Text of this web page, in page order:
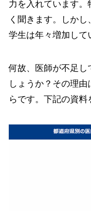
力を入れています。
く聞きます。しか
学生は年々増加して
何故、医師が不足し
しょうか？その理
らです。下記の資料